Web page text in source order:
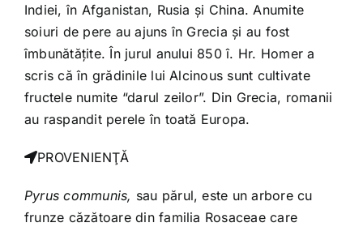
Indiei, în Afganistan, Rusia şi China. Anumite
soiuri de pere au ajuns în Grecia şi au fost
îmbunătăţite. În jurul anului 850 î. Hr. Homer a
scris că în grădinile lui Alcinous sunt cultivate
fructele numite “darul zeilor”. Din Grecia, romanii
au raspandit perele în toată Europa.
PROVENIENŢĂ
Pyrus communis, sau părul, este un arbore cu
frunze căzătoare din familia Rosaceae care